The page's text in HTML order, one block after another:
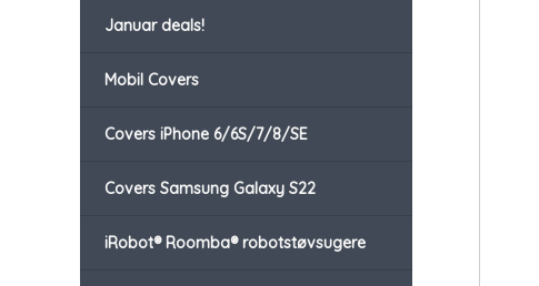
Januar deals!
Mobil Covers
Covers iPhone 6/6S/7/8/SE
Covers Samsung Galaxy S22
iRobot® Roomba® robotstøvsugere